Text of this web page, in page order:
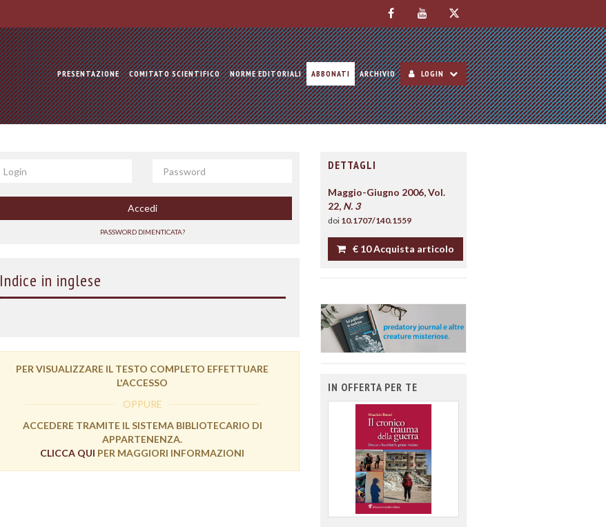
PRESENTAZIONE COMITATO SCIENTIFICO NORME EDITORIALI ABBONATI ARCHIVIO LOGIN
Accedi
PASSWORD DIMENTICATA?
Indice in inglese
PER VISUALIZZARE IL TESTO COMPLETO EFFETTUARE
L'ACCESSO
OPPURE
ACCEDERE TRAMITE IL SISTEMA BIBLIOTECARIO DI
APPARTENENZA.
CLICCA QUI PER MAGGIORI INFORMAZIONI
DETTAGLI
Maggio-Giugno 2006, Vol.
22, N. 3
doi 10.1707/140.1559
€ 10 Acquista articolo
IN OFFERTA PER TE